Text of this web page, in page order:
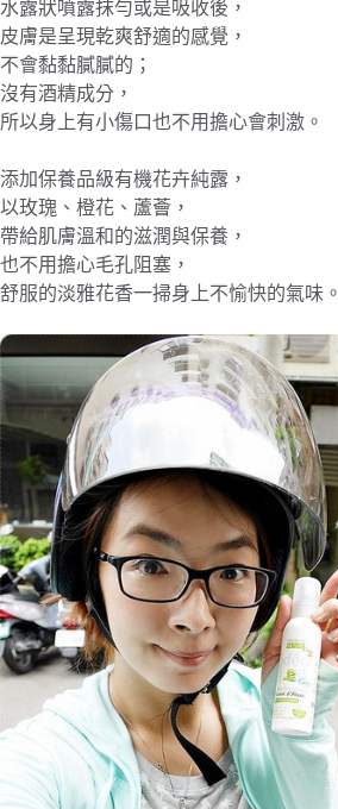
水露狀噴露抹勻或是吸收後，
皮膚是呈現乾爽舒適的感覺，
不會黏黏膩膩的；
沒有酒精成分，
所以身上有小傷口也不用擔心會刺激。
添加保養品級有機花卉純露，
以玫瑰、橙花、蘆薈，
帶給肌膚溫和的滋潤與保養，
也不用擔心毛孔阻塞，
舒服的淡雅花香一掃身上不愉快的氣味。